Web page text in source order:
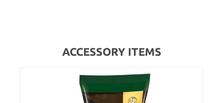
ACCESSORY ITEMS